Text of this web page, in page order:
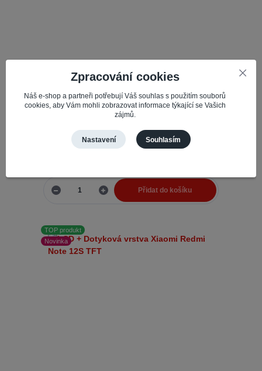
Číslo produktu: 65645Výběr mezi originálním a
kompatibilním LCD a dotykovou vrstvou závisí na
a priorita na kvalitě a záruce. ...
1 089,57 Kč
Přidat do košíku
TOP produkt
Novinka
Zpracování cookies
Náš e-shop a partneři potřebují Váš souhlas s použitím souborů
cookies, aby Vám mohli zobrazovat informace týkající se Vašich
zájmů.
Nastavení Souhlasím